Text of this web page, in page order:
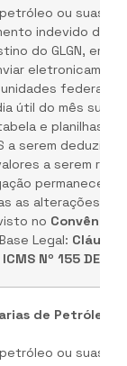
ou suas
indevido do
do GLGN, em
útil do mês
e planilhas
a serem
a serem
permanece
as alterações no
no Convênio
Legal:
Nº 155 DE
de Petróleo /
ou suas